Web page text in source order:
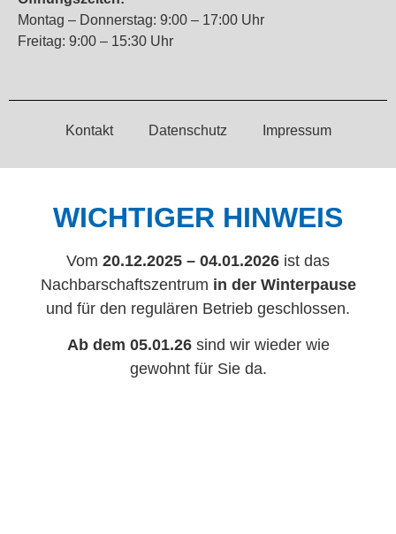
Montag – Donnerstag: 9:00 – 17:00 Uhr
Freitag: 9:00 – 15:30 Uhr
Kontakt Datenschutz Impressum
WICHTIGER HINWEIS
Vom 20.12.2025 – 04.01.2026 ist das
Nachbarschaftszentrum in der Winterpause
und für den regulären Betrieb geschlossen.
Ab dem 05.01.26sind wir wieder wie
gewohnt für Sie da.